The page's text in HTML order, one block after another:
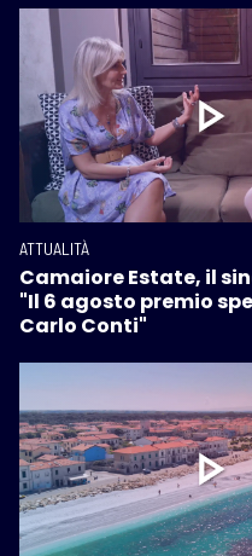
ATTUALITÀ
Camaiore Estate, il
"Il 6 agosto premio
Carlo Conti"